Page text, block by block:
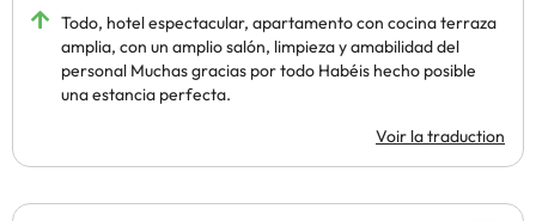
Todo, hotel espectacular, apartamento con cocina terraza
amplia, con un amplio salón, limpieza y amabilidad del
personal Muchas gracias por todo Habéis hecho posible
una estancia perfecta.
Voir la traduction